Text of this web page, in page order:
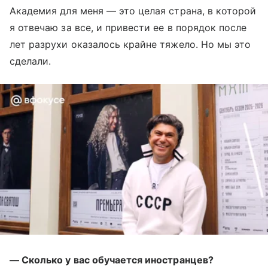
Академия для меня — это целая страна, в которой
я отвечаю за все, и привести ее в порядок после
лет разрухи оказалось крайне тяжело. Но мы это
сделали.
— Сколько у вас обучается иностранцев?